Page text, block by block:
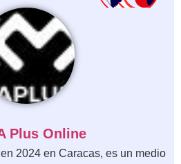
Plus Online
2024 en Caracas, es un medio